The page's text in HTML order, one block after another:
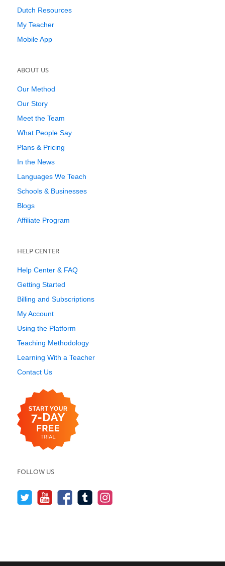
Dutch Resources
My Teacher
Mobile App
ABOUT US
Our Method
Our Story
Meet the Team
What People Say
Plans & Pricing
In the News
Languages We Teach
Schools & Businesses
Blogs
Affiliate Program
HELP CENTER
Help Center & FAQ
Getting Started
Billing and Subscriptions
My Account
Using the Platform
Teaching Methodology
Learning With a Teacher
Contact Us
FOLLOW US